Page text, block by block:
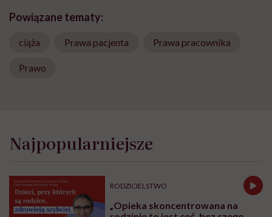
Powiązane tematy:
ciąża Prawa pacjenta Prawa pracownika
Prawo
Najpopularniejsze
RODZICIELSTWO
„Opieka skoncentrowana na